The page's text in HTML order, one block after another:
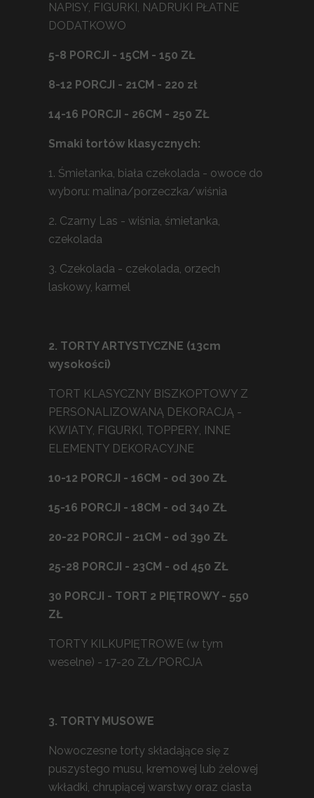
NAPISY, FIGURKI, NADRUKI PŁATNE
DODATKOWO
5-8 PORCJI - 15CM - 150 ZŁ
8-12 PORCJI - 21CM - 220 zł
14-16 PORCJI - 26CM - 250 ZŁ
Smaki tortów klasycznych:
1. Śmietanka, biała czekolada - owoce do
wyboru: malina/porzeczka/wiśnia
2. Czarny Las - wiśnia, śmietanka,
czekolada
3. Czekolada - czekolada, orzech
laskowy, karmel
2. TORTY ARTYSTYCZNE (13cm
wysokości)
TORT KLASYCZNY BISZKOPTOWY Z
PERSONALIZOWANĄ DEKORACJĄ -
KWIATY, FIGURKI, TOPPERY, INNE
ELEMENTY DEKORACYJNE
10-12 PORCJI - 16CM - od 300 ZŁ
15-16 PORCJI - 18CM - od 340 ZŁ
20-22 PORCJI - 21CM - od 390 ZŁ
25-28 PORCJI - 23CM - od 450 ZŁ
30 PORCJI - TORT 2 PIĘTROWY - 550
ZŁ
TORTY KILKUPIĘTROWE (w tym
weselne) - 17-20 ZŁ/PORCJA
3. TORTY MUSOWE
Nowoczesne torty składające się z
puszystego musu, kremowej lub żelowej
wkładki, chrupiącej warstwy oraz ciasta